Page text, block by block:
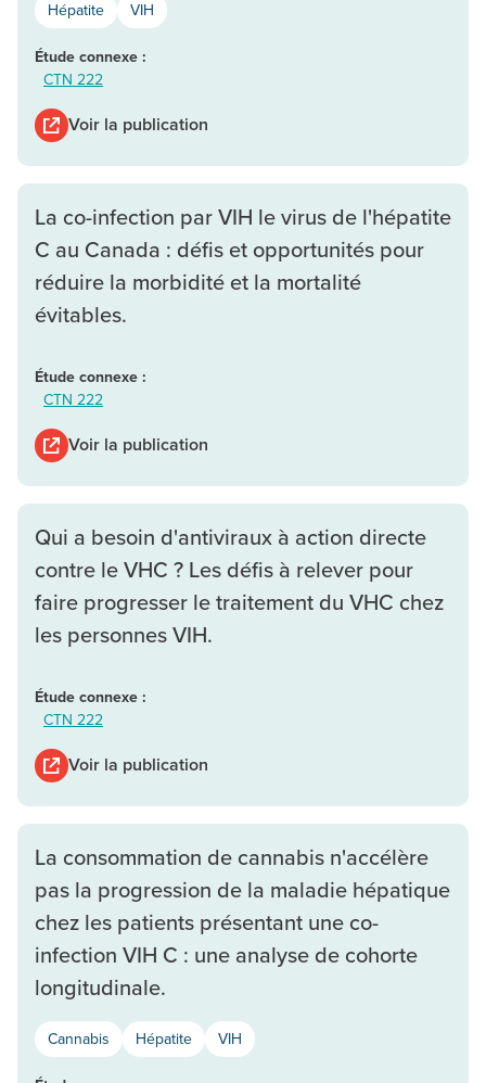
Hépatite VIH
Étude connexe :
CTN 222
Voir la publication
La co-infection par VIH le virus de l'hépatite
C au Canada : défis et opportunités pour
réduire la morbidité et la mortalité
évitables.
Étude connexe :
CTN 222
Voir la publication
Qui a besoin d'antiviraux à action directe
contre le VHC ? Les défis à relever pour
faire progresser le traitement du VHC chez
les personnes VIH.
Étude connexe :
CTN 222
Voir la publication
La consommation de cannabis n'accélère
pas la progression de la maladie hépatique
chez les patients présentant une co-
infection VIH C : une analyse de cohorte
longitudinale.
Cannabis Hépatite VIH